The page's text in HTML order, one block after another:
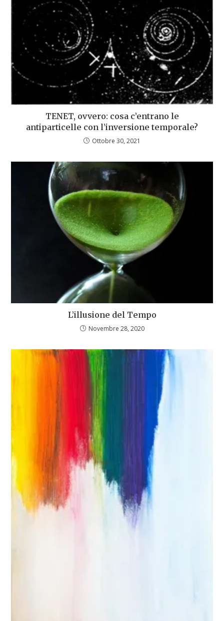
TENET, ovvero: cosa c’entrano le
antiparticelle con l’inversione temporale?
Ottobre 30, 2021
L’illusione del Tempo
Novembre 28, 2020